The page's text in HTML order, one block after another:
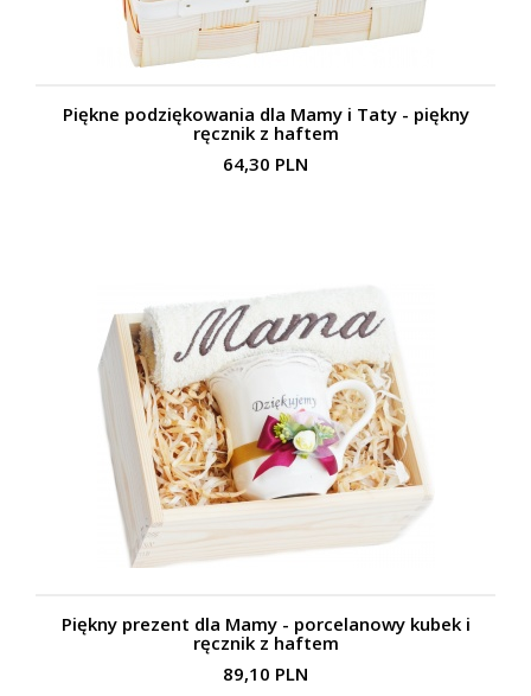
Piękne podziękowania dla Mamy i Taty - piękny
ręcznik z haftem
64,30 PLN
Piękny prezent dla Mamy - porcelanowy kubek i
ręcznik z haftem
89,10 PLN